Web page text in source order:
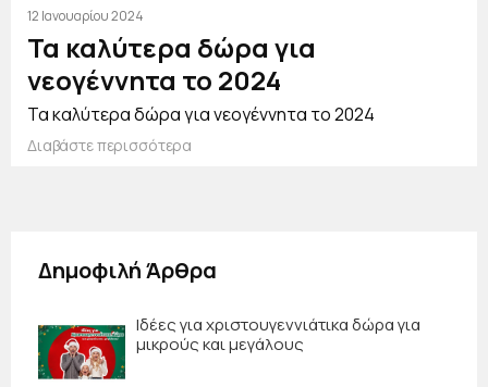
12 Ιανουαρίου 2024
Τα καλύτερα δώρα για
νεογέννητα το 2024
Τα καλύτερα δώρα για νεογέννητα το 2024
Διαβάστε περισσότερα
Δημοφιλή Άρθρα
Ιδέες για χριστουγεννιάτικα δώρα για
μικρούς και μεγάλους